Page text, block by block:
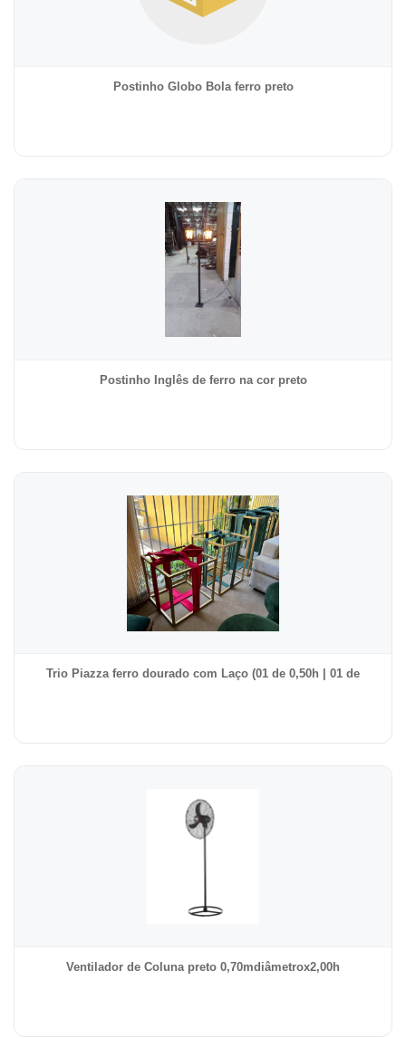
Postinho Globo Bola ferro preto
Postinho Inglês de ferro na cor preto
Trio Piazza ferro dourado com Laço (01 de 0,50h | 01 de
Ventilador de Coluna preto 0,70mdiâmetrox2,00h